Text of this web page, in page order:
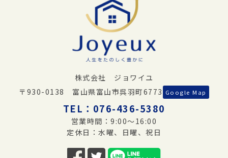
株式会社 ジョワイユ
〒930-0138 富山県富山市呉羽町6773 Google Map
TEL： 076-436-5380
営業時間：9:00～16:00
定休日：水曜、日曜、祝日